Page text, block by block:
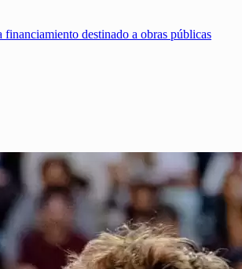
financiamiento destinado a obras públicas